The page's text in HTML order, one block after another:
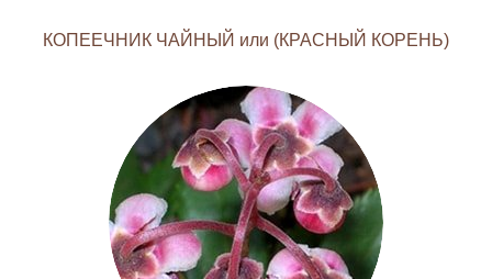
КОПЕЕЧНИК ЧАЙНЫЙ или (КРАСНЫЙ КОРЕНЬ)